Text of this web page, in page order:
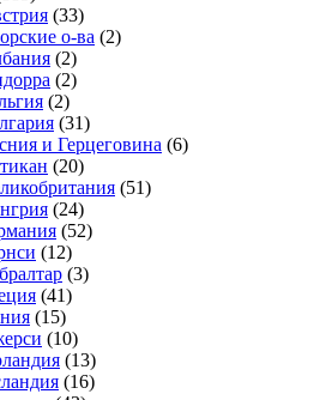
(33)
о-ва (2)
(2)
(2)
(2)
(31)
и Герцеговина (6)
(20)
(51)
(24)
(52)
(12)
(3)
(41)
(15)
(10)
(13)
(16)